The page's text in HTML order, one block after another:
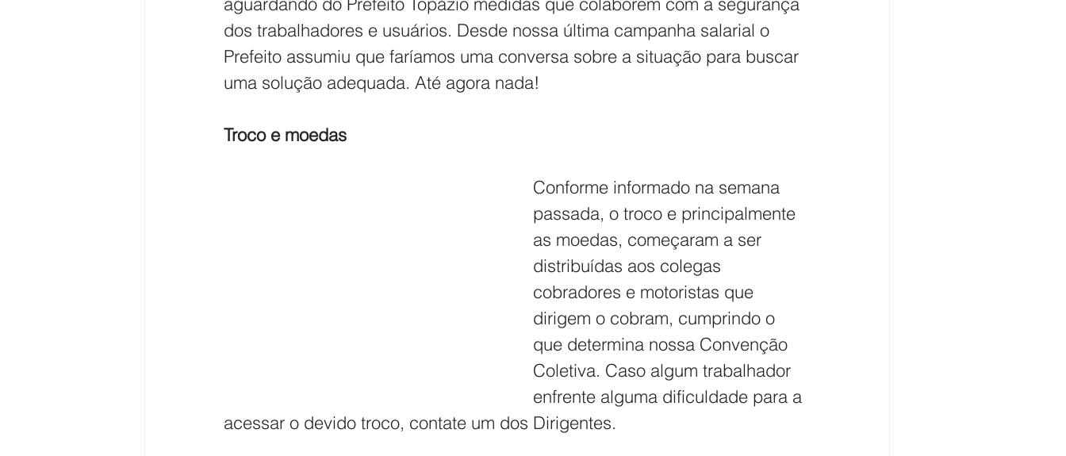
dos trabalhadores e usuários. Desde nossa última campanha salarial o
Prefeito assumiu que faríamos uma conversa sobre a situação para buscar
uma solução adequada. Até agora nada!
Troco e moedas
Conforme informado na semana
passada, o troco e principalmente
as moedas, começaram a ser
distribuídas aos colegas
cobradores e motoristas que
dirigem o cobram, cumprindo o
que determina nossa Convenção
Coletiva. Caso algum trabalhador
enfrente alguma dificuldade para a
acessar o devido troco, contate um dos Dirigentes.